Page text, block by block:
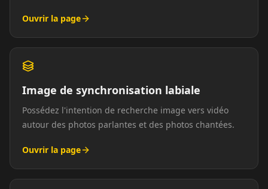
Ouvrir la page
Image de synchronisation labiale
Possédez l'intention de recherche image vers vidéo
autour des photos parlantes et des photos chantées.
Ouvrir la page